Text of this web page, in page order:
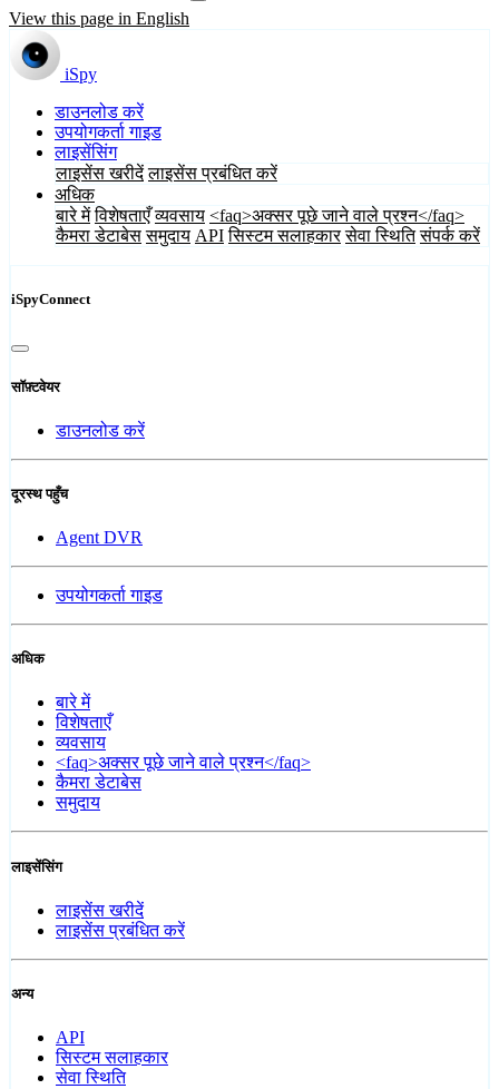
View this page in English
iSpy
डाउनलोड करें
उपयोगकर्ता गाइड
लाइसेंसिंग
लाइसेंस खरीदें लाइसेंस प्रबंधित करें
अधिक
बारे में विशेषताएँ व्यवसाय <faq>अक्सर पूछे जाने वाले प्रश्न</faq>
कैमरा डेटाबेस समुदाय API सिस्टम सलाहकार सेवा स्थिति संपर्क करें
iSpyConnect
सॉफ़्टवेयर
डाउनलोड करें
दूरस्थ पहुँच
Agent DVR
उपयोगकर्ता गाइड
अधिक
बारे में
विशेषताएँ
व्यवसाय
<faq>अक्सर पूछे जाने वाले प्रश्न</faq>
कैमरा डेटाबेस
समुदाय
लाइसेंसिंग
लाइसेंस खरीदें
लाइसेंस प्रबंधित करें
अन्य
API
सिस्टम सलाहकार
सेवा स्थिति